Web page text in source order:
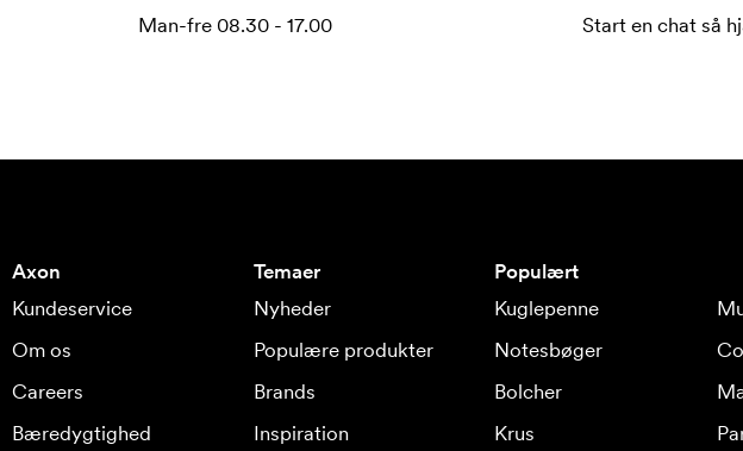
Man-fre 08.30 - 17.00 Start en chat så
Axon
Kundeservice
Om os
Careers
Bæredygtighed
Temaer
Nyheder
Populære produkter
Brands
Inspiration
Populært
Kuglepenne
Notesbøger
Bolcher
Krus